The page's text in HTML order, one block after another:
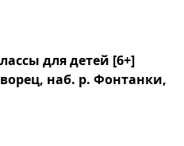
для детей [6+]
наб. р. Фонтанки,